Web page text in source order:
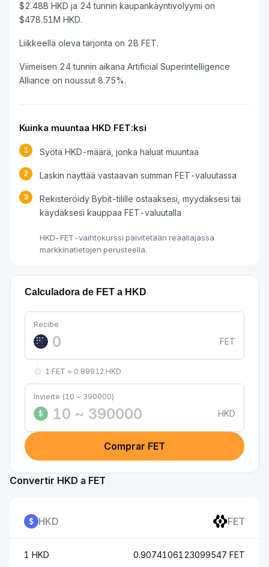
$2.48B HKD ja 24 tunnin kaupankäyntivolyymi on
$478.51M HKD.
Liikkeellä oleva tarjonta on 2B FET.
Viimeisen 24 tunnin aikana Artificial Superintelligence
Alliance on noussut 8.75%.
Kuinka muuntaa HKD FET:ksi
1 Syötä HKD-määrä, jonka haluat muuntaa
2 Laskin näyttää vastaavan summan FET-valuutassa
3
Rekisteröidy Bybit-tilille ostaaksesi, myydäksesi tai
käydäksesi kauppaa FET-valuutalla
HKD-FET-vaihtokurssi päivitetään reaaliajassa
markkinatietojen perusteella.
Calculadora de FET a HKD
Recibe
FET
1 FET ≈ 0.89912 HKD
Invierte (10 ~ 390000)
$
HKD
Comprar FET
Convertir HKD a FET
HKD FET
1 HKD 0.9074106123099547 FET